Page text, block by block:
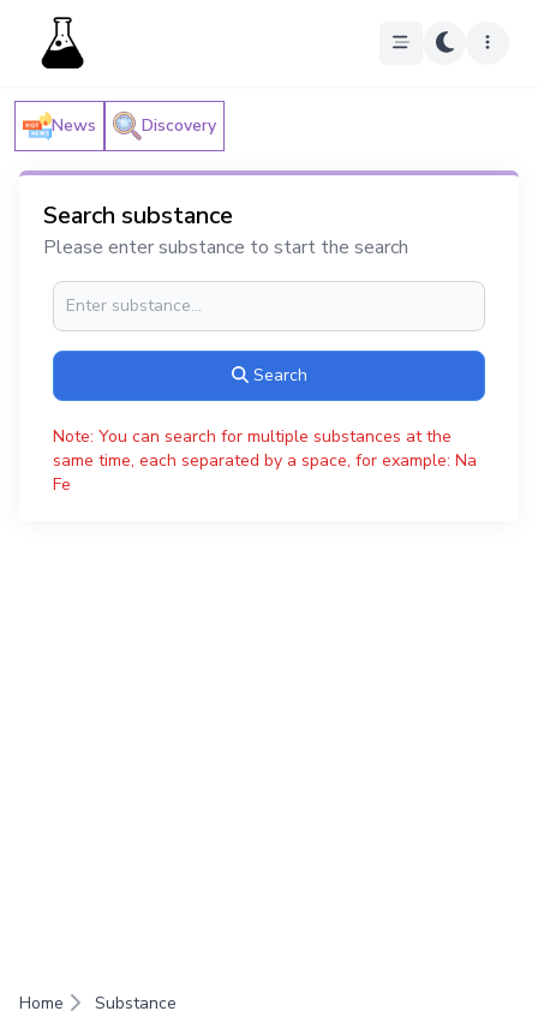
News Discovery
Search substance
Please enter substance to start the search
Search
Note: You can search for multiple substances at the
same time, each separated by a space, for example: Na
Fe
Home
Substance